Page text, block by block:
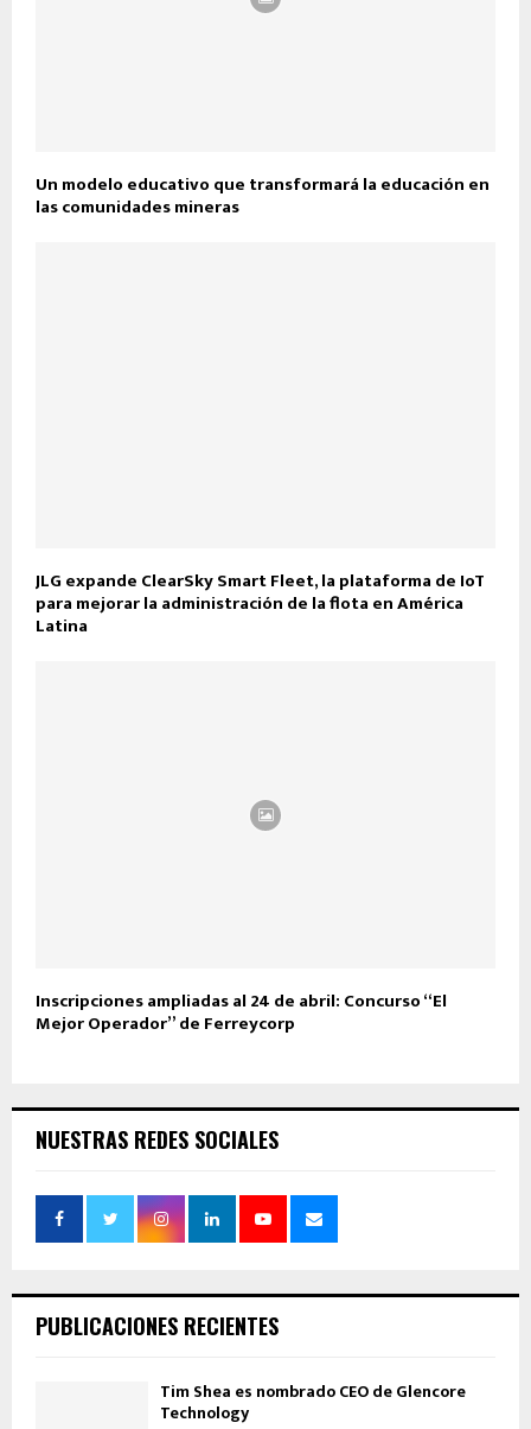
Un modelo educativo que transformará la educación en
las comunidades mineras
JLG expande ClearSky Smart Fleet, la plataforma de IoT
para mejorar la administración de la flota en América
Latina
Inscripciones ampliadas al 24 de abril: Concurso “El
Mejor Operador” de Ferreycorp
NUESTRAS REDES SOCIALES
PUBLICACIONES RECIENTES
Tim Shea es nombrado CEO de Glencore
Technology